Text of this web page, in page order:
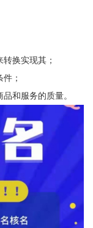
换实现其；
；
和服务的质量。